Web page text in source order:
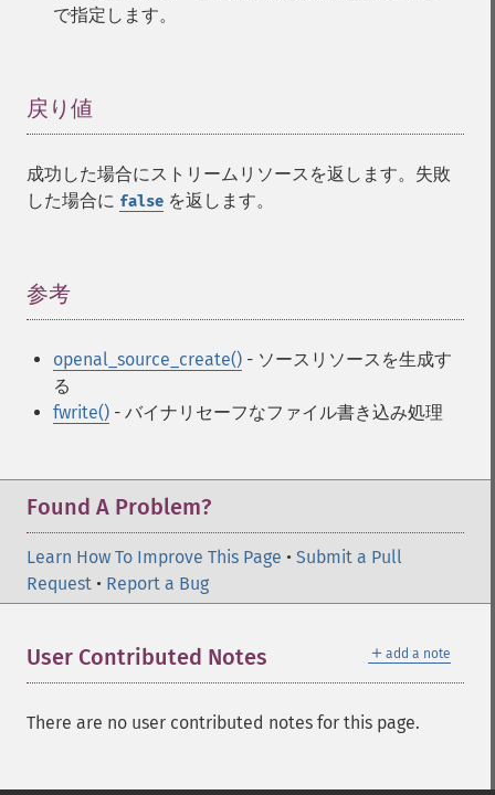
で指定します。
戻り値
成功した場合にストリームリソースを返します。失敗
した場合に false を返します。
参考
openal_source_create() - ソースリソースを生成す
る
fwrite() - バイナリセーフなファイル書き込み処理
Found A Problem?
Learn How To Improve This Page • Submit a Pull
Request • Report a Bug
＋ add a note
User Contributed Notes
There are no user contributed notes for this page.